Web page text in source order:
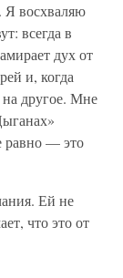
Я восхваляю
всегда в
дух от
и, когда
на другое. Мне
равно — это
Ей не
что это от